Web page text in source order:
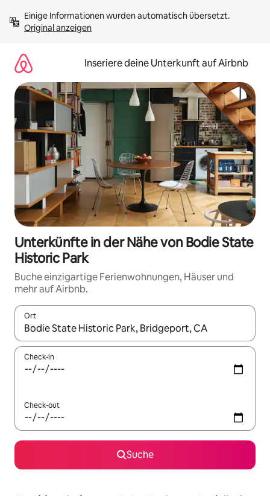
Inhalten
springenOriginal anzeigen
Inseriere deine Unterkunft auf Airbnb
Unterkünfte in der Nähe von Bodie State
Historic Park
Buche einzigartige Ferienwohnungen, Häuser und
mehr auf Airbnb.
Ort
Wenn Ergebnisse verfügbar sind, navigiere mit den
Check-in
Check-out
Suche